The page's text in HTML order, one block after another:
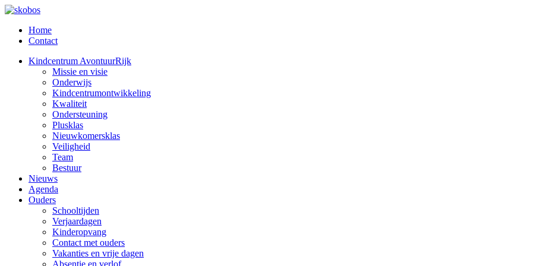
Home
Contact
Kindcentrum AvontuurRijk
Missie en visie
Onderwijs
Kindcentrumontwikkeling
Kwaliteit
Ondersteuning
Plusklas
Nieuwkomersklas
Veiligheid
Team
Bestuur
Nieuws
Agenda
Ouders
Schooltijden
Verjaardagen
Kinderopvang
Contact met ouders
Vakanties en vrije dagen
Absentie en verlof